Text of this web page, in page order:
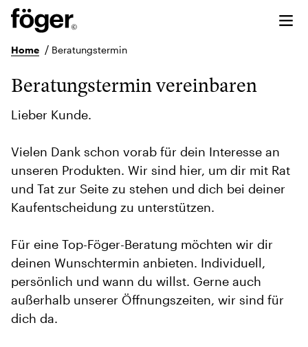
Home / Beratungstermin
Beratungstermin vereinbaren
Lieber Kunde.
Vielen Dank schon vorab für dein Interesse an
unseren Produkten. Wir sind hier, um dir mit Rat
und Tat zur Seite zu stehen und dich bei deiner
Kaufentscheidung zu unterstützen.
Für eine Top-Föger-Beratung möchten wir dir
deinen Wunschtermin anbieten. Individuell,
persönlich und wann du willst. Gerne auch
außerhalb unserer Öffnungszeiten, wir sind für
dich da.